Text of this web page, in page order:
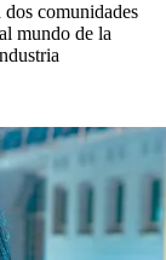
comunidades
mundo de la